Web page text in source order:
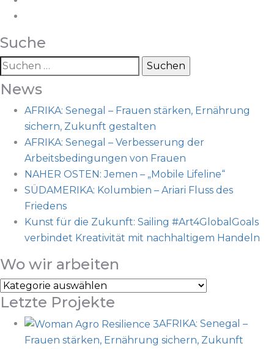
Suche
Suchen
nach:
News
AFRIKA: Senegal – Frauen stärken, Ernährung
sichern, Zukunft gestalten
AFRIKA: Senegal – Verbesserung der
Arbeitsbedingungen von Frauen
NAHER OSTEN: Jemen – „Mobile Lifeline“
SÜDAMERIKA: Kolumbien – Ariari Fluss des
Friedens
Kunst für die Zukunft: Sailing #Art4GlobalGoals
verbindet Kreativität mit nachhaltigem Handeln
Wo wir arbeiten
Wo
wir
arbeiten
Letzte Projekte
AFRIKA: Senegal –
Frauen stärken, Ernährung sichern, Zukunft